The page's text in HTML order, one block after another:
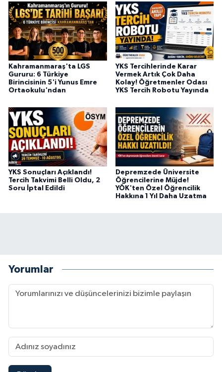
Kahramanmaraş'ta LGS
Gururu: 6 Türkiye
Birincisinin 5'i Yunus Emre
Ortaokulu'ndan
YKS Tercihlerinde Karar
Vermek Artık Çok Daha
Kolay! Öğretmenler Odası
YKS Tercih Robotu Yayında
YKS Sonuçları Açıklandı!
Tercih Takvimi Belli Oldu, 2
Soru İptal Edildi
Depremzede Üniversite
Öğrencilerine Müjde!
YÖK'ten Özel Öğrencilik
Hakkına 1 Yıl Daha Uzatma
Yorumlar